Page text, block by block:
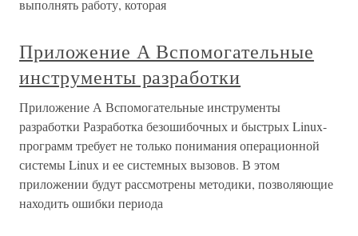
выполнять работу, которая
Приложение А Вспомогательные
инструменты разработки
Приложение А Вспомогательные инструменты
разработки Разработка безошибочных и быстрых Linux-
программ требует не только понимания операционной
системы Linux и ее системных вызовов. В этом
приложении будут рассмотрены методики, позволяющие
находить ошибки периода